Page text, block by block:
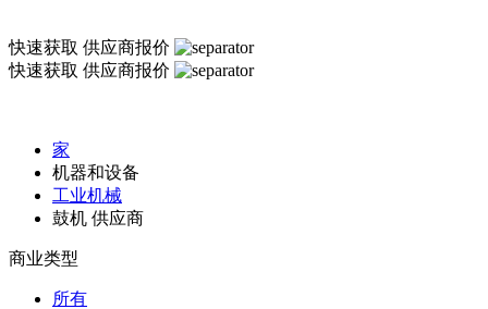
快速获取 供应商报价
快速获取 供应商报价
家
机器和设备
工业机械
鼓机 供应商
商业类型
所有